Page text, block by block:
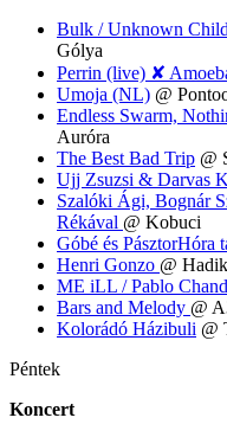
Bulk / Unknown
Gólya
Perrin (live) ✘
Umoja (NL) @
Endless Swarm,
Auróra
The Best Bad Trip @
Ujj Zsuzsi & Darvas
Szalóki Ági, Bognár
Rékával @ Kobuci
Góbé és PásztorHóra
Henri Gonzo @ Hadik
ME iLL / Pablo
Bars and Melody @
Kolorádó Házibuli @
Péntek
Koncert